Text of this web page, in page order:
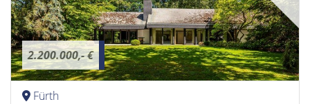
2.200.000,- €
Fürth